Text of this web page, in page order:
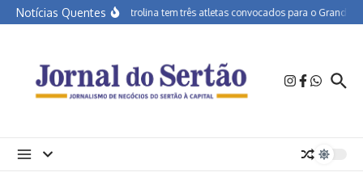
Ir para o conteúdo
Notícias QuentesAPA Petrolina tem três atletas convocados para o Grand Prix